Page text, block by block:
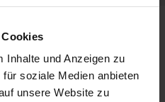
Inhalte und Anzeigen zu
soziale Medien anbieten
unsere Website zu